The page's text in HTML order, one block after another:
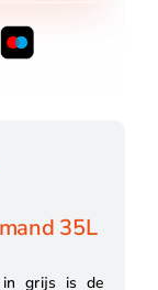
35L
in grijs is de